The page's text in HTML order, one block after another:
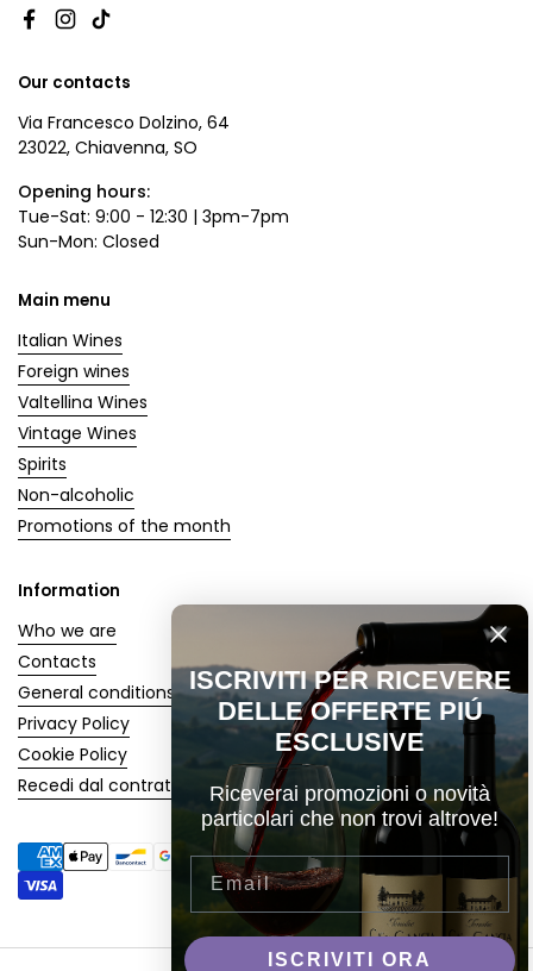
Facebook
Instagram
TikTok
Our contacts
Via Francesco Dolzino, 64
23022, Chiavenna, SO
Opening hours:
Tue-Sat: 9:00 - 12:30 | 3pm-7pm
Sun-Mon: Closed
Main menu
Italian Wines
Foreign wines
Valtellina Wines
Vintage Wines
Spirits
Non-alcoholic
Promotions of the month
Information
Who we are
Contacts
General conditions
Privacy Policy
Cookie Policy
Recedi dal contratto
ISCRIVITI PER RICEVERE
DELLE OFFERTE PIÚ
ESCLUSIVE
Riceverai promozioni o novità
particolari che non trovi altrove!
Email
ISCRIVITI ORA